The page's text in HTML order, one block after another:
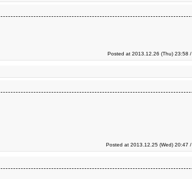
Posted at 2013.12.26 (Thu) 23:58 /
Posted at 2013.12.25 (Wed) 20:47 /